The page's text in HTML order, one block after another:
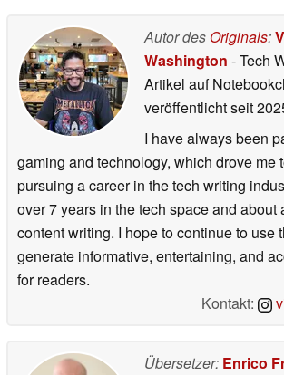
Autor des Originals:
Washington - Tech
Artikel auf
veröffentlichtseit
I have always been
gaming and technology, which drove me
pursuing a career in the tech writing
over 7 years in the tech space and about
content writing. I hope to continue to use
generate informative, entertaining, and
for readers.
Kontakt:
Übersetzer: Enrico